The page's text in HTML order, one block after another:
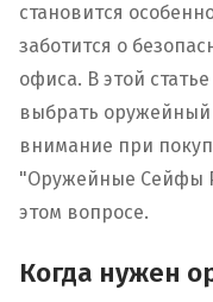
становится
заботится о
офиса. В этой
выбрать оружейный
внимание при
"Оружейные Сейфы
этом вопросе.
Когда нужен